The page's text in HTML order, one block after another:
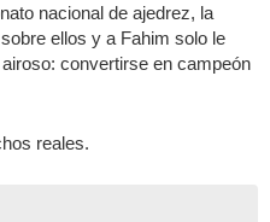
nacional de ajedrez, la
ellos y a Fahim solo le
convertirse en campeón
reales.